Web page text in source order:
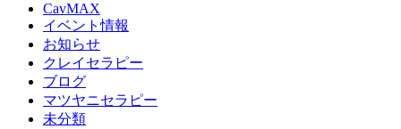
CavMAX
イベント情報
お知らせ
クレイセラピー
ブログ
マツヤニセラピー
未分類